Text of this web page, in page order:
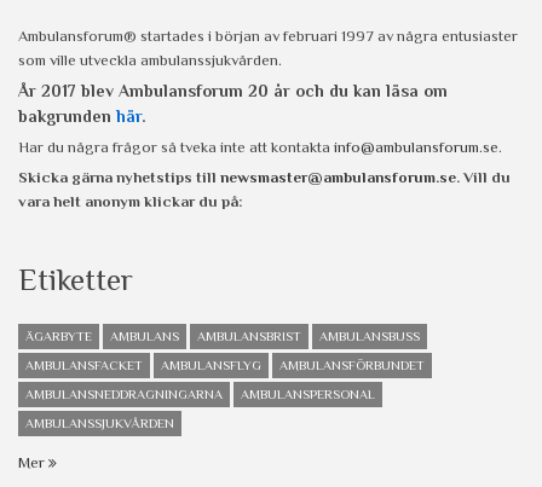
Ambulansforum® startades i början av februari 1997 av några entusiaster
som ville utveckla ambulanssjukvården.
År 2017 blev Ambulansforum 20 år och du kan läsa om
bakgrunden här.
Har du några frågor så tveka inte att kontakta info@ambulansforum.se.
Skicka gärna nyhetstips till newsmaster@ambulansforum.se. Vill du
vara helt anonym klickar du på:
Etiketter
ÄGARBYTE AMBULANS AMBULANSBRIST
AMBULANSBUSS
AMBULANSFACKET
AMBULANSFLYG
AMBULANSFÖRBUNDET
AMBULANSNEDDRAGNINGARNA
AMBULANSPERSONAL
AMBULANSSJUKVÅRDEN
Mer